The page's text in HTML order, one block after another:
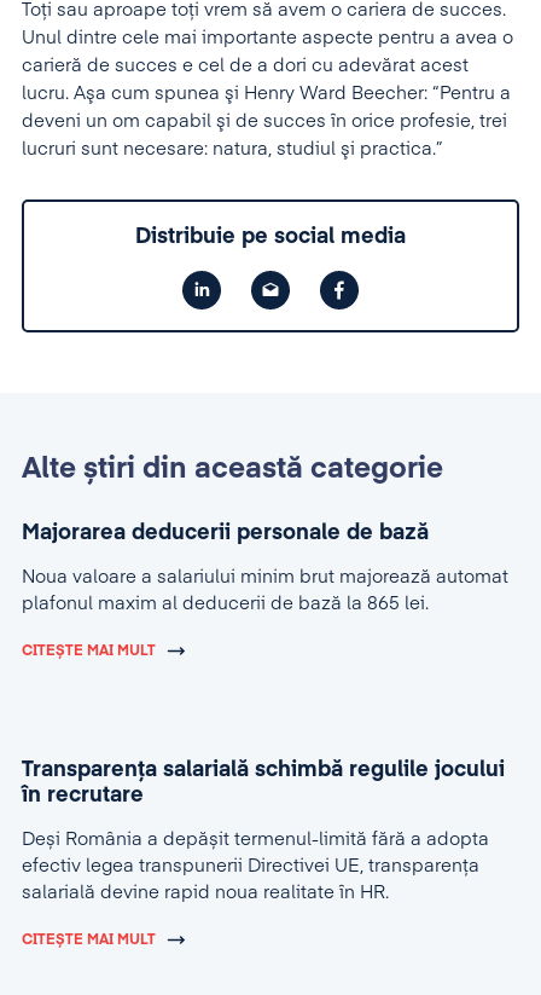
Toţi sau aproape toţi vrem să avem o cariera de succes.
Unul dintre cele mai importante aspecte pentru a avea o
carieră de succes e cel de a dori cu adevărat acest
lucru. Aşa cum spunea şi Henry Ward Beecher: “Pentru a
deveni un om capabil şi de succes în orice profesie, trei
lucruri sunt necesare: natura, studiul şi practica.”
Distribuie pe social media
Alte știri din această categorie
Majorarea deducerii personale de bază
Noua valoare a salariului minim brut majorează automat
plafonul maxim al deducerii de bază la 865 lei.
CITEȘTE MAI MULT
Transparența salarială schimbă regulile jocului
în recrutare
Deși România a depășit termenul-limită fără a adopta
efectiv legea transpunerii Directivei UE, transparența
salarială devine rapid noua realitate în HR.
CITEȘTE MAI MULT